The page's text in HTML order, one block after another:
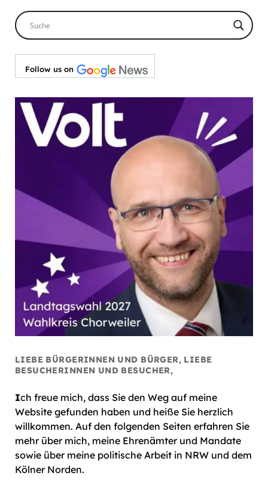
Follow us on
LIEBE BÜRGERINNEN UND BÜRGER, LIEBE
BESUCHERINNEN UND BESUCHER,
Ich freue mich, dass Sie den Weg auf meine
Website gefunden haben und heiße Sie herzlich
willkommen. Auf den folgenden Seiten erfahren Sie
mehr über mich, meine Ehrenämter und Mandate
sowie über meine politische Arbeit in NRW und dem
Kölner Norden.